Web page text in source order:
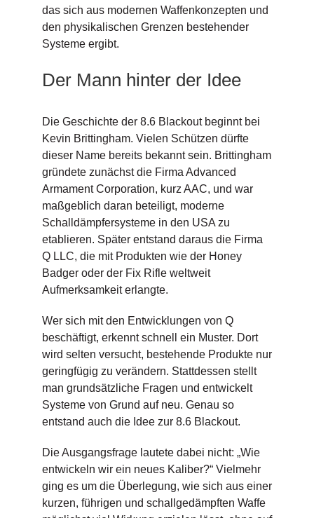
das sich aus modernen Waffenkonzepten und
den physikalischen Grenzen bestehender
Systeme ergibt.
Der Mann hinter der Idee
Die Geschichte der 8.6 Blackout beginnt bei
Kevin Brittingham. Vielen Schützen dürfte
dieser Name bereits bekannt sein. Brittingham
gründete zunächst die Firma Advanced
Armament Corporation, kurz AAC, und war
maßgeblich daran beteiligt, moderne
Schalldämpfersysteme in den USA zu
etablieren. Später entstand daraus die Firma
Q LLC, die mit Produkten wie der Honey
Badger oder der Fix Rifle weltweit
Aufmerksamkeit erlangte.
Wer sich mit den Entwicklungen von Q
beschäftigt, erkennt schnell ein Muster. Dort
wird selten versucht, bestehende Produkte nur
geringfügig zu verändern. Stattdessen stellt
man grundsätzliche Fragen und entwickelt
Systeme von Grund auf neu. Genau so
entstand auch die Idee zur 8.6 Blackout.
Die Ausgangsfrage lautete dabei nicht: „Wie
entwickeln wir ein neues Kaliber?“ Vielmehr
ging es um die Überlegung, wie sich aus einer
kurzen, führigen und schallgedämpften Waffe